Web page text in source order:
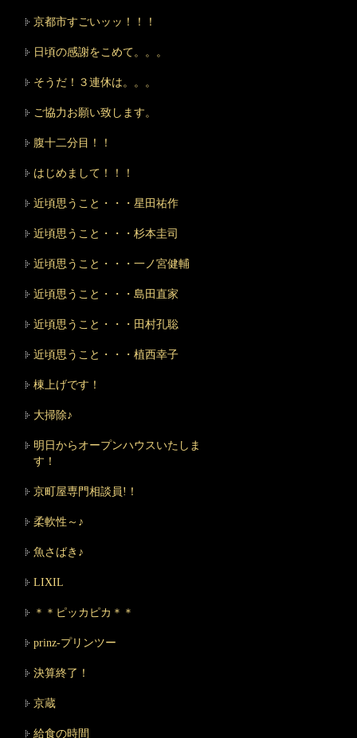
京都市すごいッッ！！！
日頃の感謝をこめて。。。
そうだ！３連休は。。。
ご協力お願い致します。
腹十二分目！！
はじめまして！！！
近頃思うこと・・・星田祐作
近頃思うこと・・・杉本圭司
近頃思うこと・・・一ノ宮健輔
近頃思うこと・・・島田直家
近頃思うこと・・・田村孔聡
近頃思うこと・・・植西幸子
棟上げです！
大掃除♪
明日からオープンハウスいたしま
す！
京町屋専門相談員!！
柔軟性～♪
魚さばき♪
LIXIL
＊＊ピッカピカ＊＊
prinz-プリンツー
決算終了！
京蔵
給食の時間